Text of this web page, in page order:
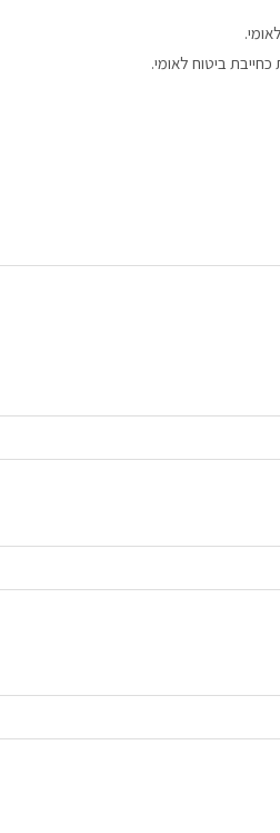
ביטוח לאומי.